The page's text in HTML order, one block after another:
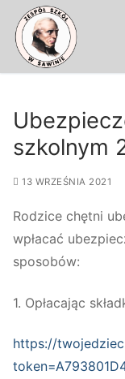
Przejdź
treści
szkolnym
13 WRZEŚNIA 2021
Rodzice chętni
wpłacać
sposobów:
1. Opłacając
https://